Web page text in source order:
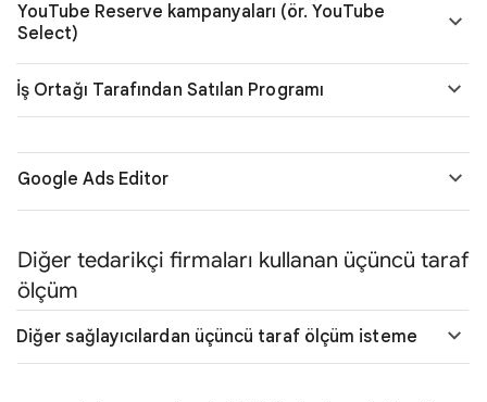
YouTube Reserve kampanyaları (ör. YouTube
Select)
İş Ortağı Tarafından Satılan Programı
Google Ads Editor
Diğer tedarikçi firmaları kullanan üçüncü taraf
ölçüm
Diğer sağlayıcılardan üçüncü taraf ölçüm isteme